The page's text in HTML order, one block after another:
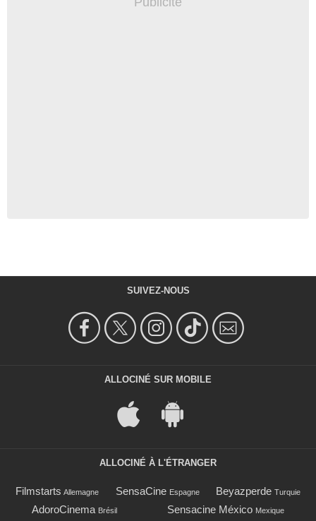
SUIVEZ-NOUS
ALLOCINÉ SUR MOBILE
ALLOCINÉ À L'ÉTRANGER
Filmstarts Allemagne SensaCine Espagne Beyazperde Turquie
AdoroCinema Brésil Sensacine México Mexique